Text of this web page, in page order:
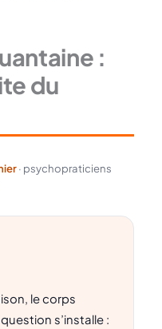
:
du
· psychopraticiens
le corps
s’installe :